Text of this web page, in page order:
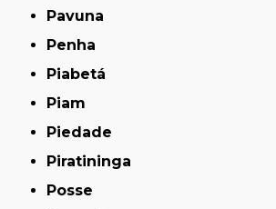
Pavuna
Penha
Piabetá
Piam
Piedade
Piratininga
Posse